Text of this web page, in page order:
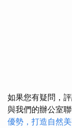
如果您有疑問，
與我們的辦公室聯
優勢，打造自然